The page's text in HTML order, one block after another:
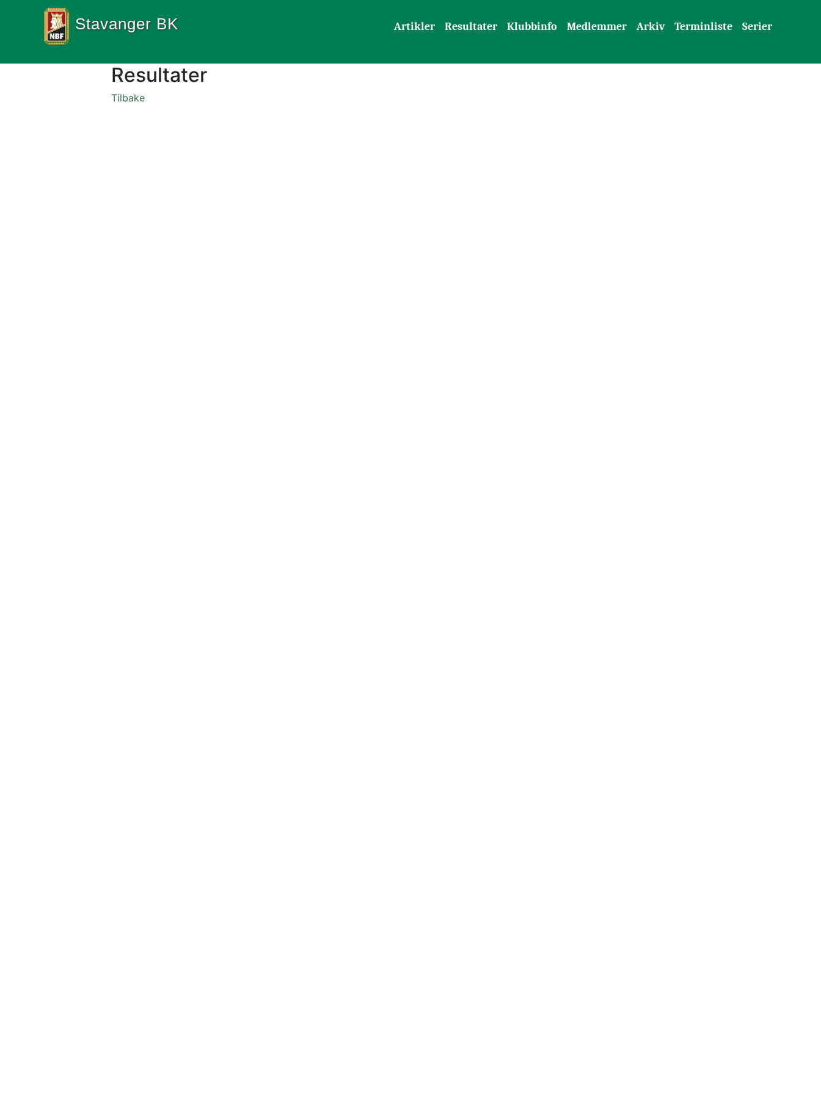
Stavanger BK Artikler Resultater Klubbinfo Medlemmer Arkiv Terminliste Serier
Resultater
Tilbake